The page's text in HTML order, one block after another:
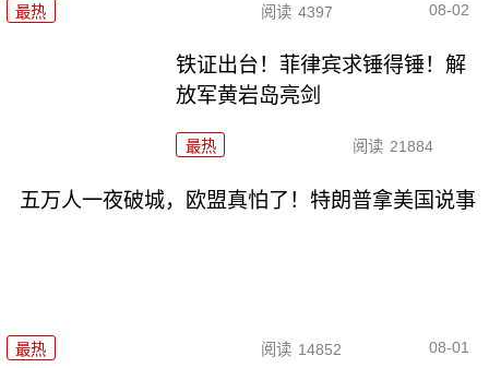
最热 阅读 4397 08-02
铁证出台！菲律宾求锤得锤！解
放军黄岩岛亮剑
最热 阅读 21884
五万人一夜破城，欧盟真怕了！特朗普拿美国说事
最热 阅读 14852 08-01